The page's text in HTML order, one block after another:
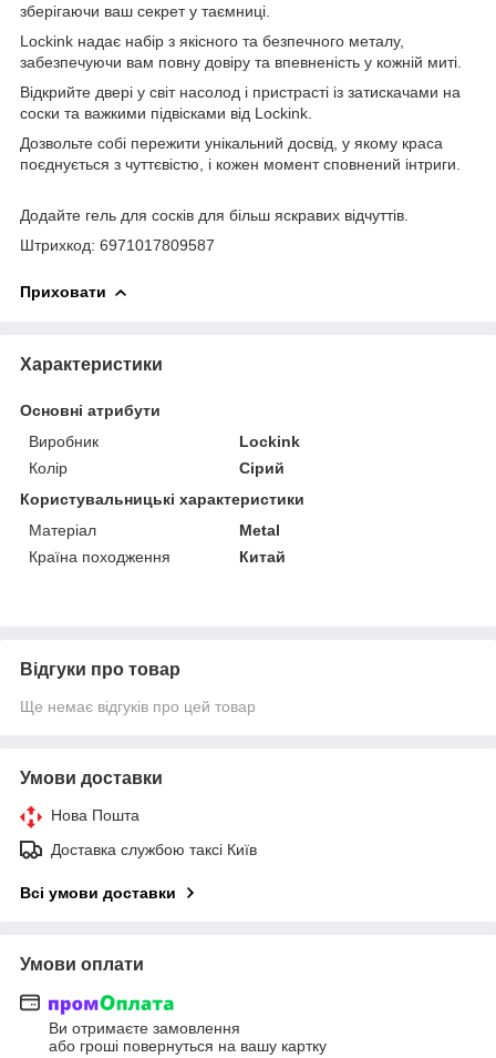
зберігаючи ваш секрет у таємниці.
Lockink надає набір з якісного та безпечного металу,
забезпечуючи вам повну довіру та впевненість у кожній миті.
Відкрийте двері у світ насолод і пристрасті із затискачами на
соски та важкими підвісками від Lockink.
Дозвольте собі пережити унікальний досвід, у якому краса
поєднується з чуттєвістю, і кожен момент сповнений інтриги.
Додайте гель для сосків для більш яскравих відчуттів.
Штрихкод: 6971017809587
Приховати
Характеристики
Основні атрибути
Виробник
Lockink
Колір
Сірий
Користувальницькі характеристики
Матеріал
Metal
Країна походження
Китай
Відгуки про товар
Ще немає відгуків про цей товар
Умови доставки
Нова Пошта
Доставка службою таксі Київ
Всі умови доставки
Умови оплати
Ви отримаєте замовлення
або гроші повернуться на вашу картку